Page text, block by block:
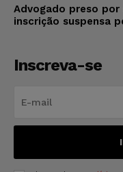
Advogado preso
inscrição suspensa
Inscreva-se